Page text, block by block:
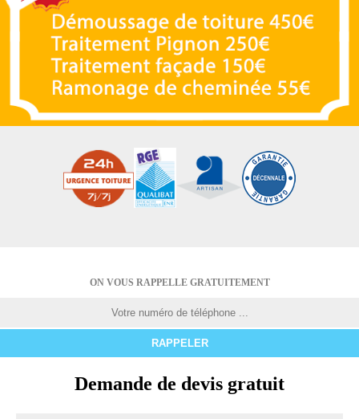
ON VOUS RAPPELLE GRATUITEMENT
Demande de devis gratuit